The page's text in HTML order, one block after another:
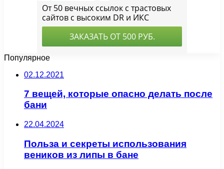
Популярное
02.12.2021
7 вещей, которые опасно делать после
бани
22.04.2024
Польза и секреты использования
веников из липы в бане